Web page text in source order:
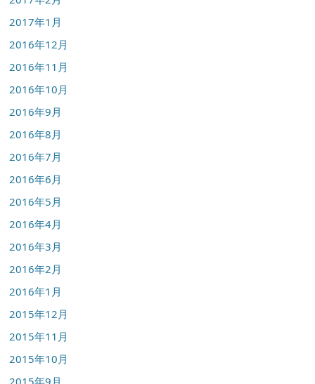
2017年1月
2016年12月
2016年11月
2016年10月
2016年9月
2016年8月
2016年7月
2016年6月
2016年5月
2016年4月
2016年3月
2016年2月
2016年1月
2015年12月
2015年11月
2015年10月